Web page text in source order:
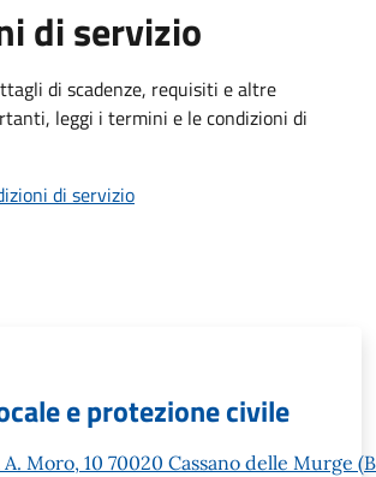
di servizio
di scadenze, requisiti e altre
leggi i termini e le condizioni di
di servizio
e protezione civile
A. Moro, 10 70020 Cassano delle Murge